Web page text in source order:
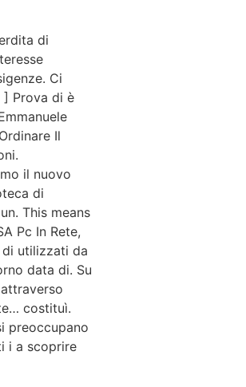
di
Ci
] Prova di è
Il
il nuovo
di
This means
Pc In Rete,
di utilizzati da
data di. Su
costituì.
preoccupano
i a scoprire